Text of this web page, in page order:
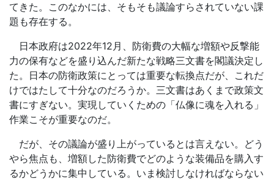
てきた。このなかには、そもそも議論すらされていない課
題も存在する。
日本政府は2022年12月、防衛費の大幅な増額や反撃能
力の保有などを盛り込んだ新たな戦略三文書を閣議決定し
た。日本の防衛政策にとっては重要な転換点だが、これだ
けではたして十分なのだろうか。三文書はあくまで政策文
書にすぎない。実現していくための「仏像に魂を入れる」
作業こそが重要なのだ。
だが、その議論が盛り上がっているとは言えない。どう
やら焦点も、増額した防衛費でどのような装備品を購入す
るかどうかに集中している。いま検討しなければならない